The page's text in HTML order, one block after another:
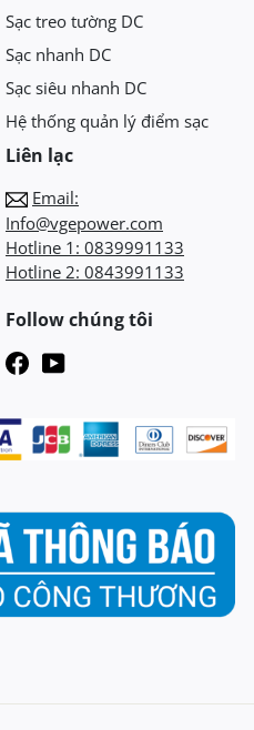
Sạc treo tường DC
Sạc nhanh DC
Sạc siêu nhanh DC
Hệ thống quản lý điểm sạc
Liên lạc
Email:
Info@vgepower.com
Hotline 1: 0839991133
Hotline 2: 0843991133
Follow chúng tôi